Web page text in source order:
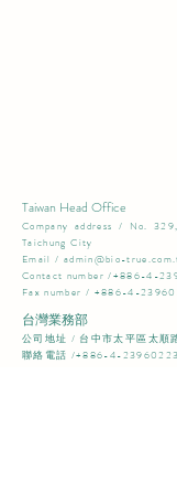
Taiwan Head Office
​Company address / No.
Taichung City​
Email / admin@bio-
Contact number /+886-4-
Fax number / +886-4-
台灣業務部
公司地址 / 台中市太平區太順
聯絡電話 /+886-4-23960223